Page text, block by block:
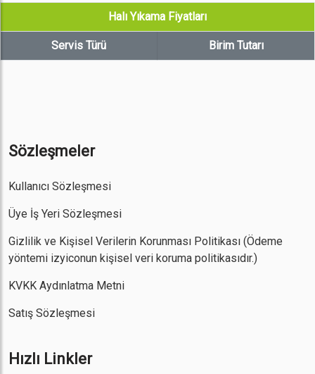
Halı Yıkama Fiyatları
Servis Türü Birim Tutarı
Sözleşmeler
Kullanıcı Sözleşmesi
Üye İş Yeri Sözleşmesi
Gizlilik ve Kişisel Verilerin Korunması Politikası (Ödeme
yöntemi izyiconun kişisel veri koruma politikasıdır.)
KVKK Aydınlatma Metni
Satış Sözleşmesi
Hızlı Linkler